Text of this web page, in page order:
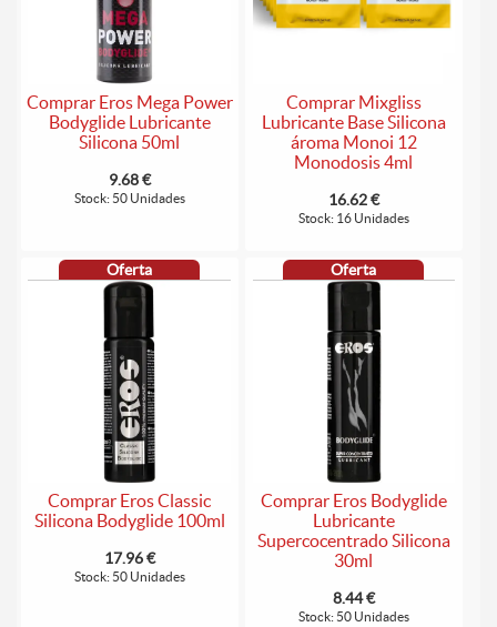
Comprar Eros Mega Power
Bodyglide Lubricante
Silicona 50ml
9.68 €
Stock: 50 Unidades
Comprar Mixgliss
Lubricante Base Silicona
ároma Monoi 12
Monodosis 4ml
16.62 €
Stock: 16 Unidades
Oferta
Comprar Eros Classic
Silicona Bodyglide 100ml
17.96 €
Stock: 50 Unidades
Oferta
Comprar Eros Bodyglide
Lubricante
Supercocentrado Silicona
30ml
8.44 €
Stock: 50 Unidades